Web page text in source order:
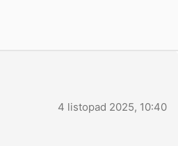
4 listopad 2025, 10:40